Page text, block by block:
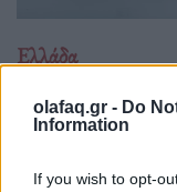
olafaq.gr - Do
Information
If you wish to opt-
Ελλάδα
Ώρα να
ρολόγια μία